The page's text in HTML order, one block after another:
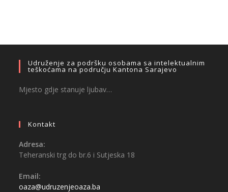
Udruženje za podršku osobama sa intelektualnim
teškoćama na području Kantona Sarajevo
Mjesto gdje stanuje ljubav…
Kontakt
Adresa:
Teheranski trg do br.6 i Sutjeska 18
Email:
oaza@udruzenjeoaza.ba